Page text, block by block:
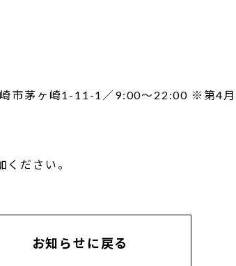
市茅ヶ崎1-11-1／9:00～22:00 ※第4
ださい。
お知らせに戻る